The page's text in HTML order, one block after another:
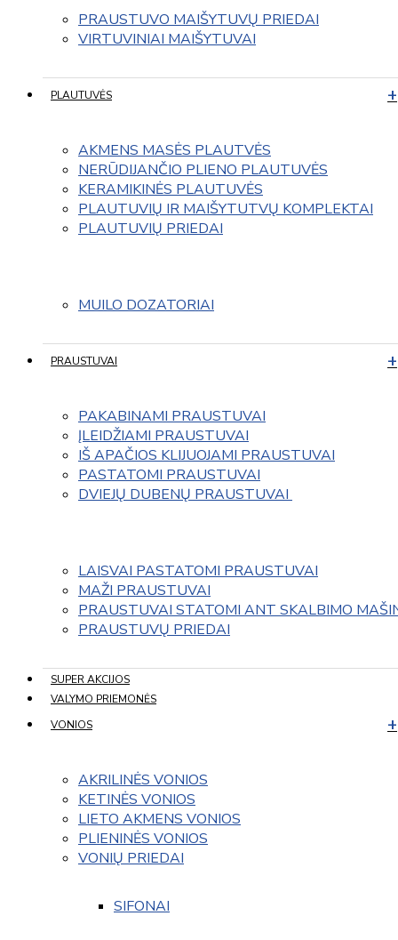
PRAUSTUVO MAIŠYTUVŲ PRIEDAI
VIRTUVINIAI MAIŠYTUVAI
PLAUTUVĖS
AKMENS MASĖS PLAUTVĖS
NERŪDIJANČIO PLIENO PLAUTUVĖS
KERAMIKINĖS PLAUTUVĖS
PLAUTUVIŲ IR MAIŠYTUTVŲ KOMPLEKTAI
PLAUTUVIŲ PRIEDAI
MUILO DOZATORIAI
PRAUSTUVAI
PAKABINAMI PRAUSTUVAI
ĮLEIDŽIAMI PRAUSTUVAI
IŠ APAČIOS KLIJUOJAMI PRAUSTUVAI
PASTATOMI PRAUSTUVAI
DVIEJŲ DUBENŲ PRAUSTUVAI
LAISVAI PASTATOMI PRAUSTUVAI
MAŽI PRAUSTUVAI
PRAUSTUVAI STATOMI ANT SKALBIMO
PRAUSTUVŲ PRIEDAI
SUPER AKCIJOS
VALYMO PRIEMONĖS
VONIOS
AKRILINĖS VONIOS
KETINĖS VONIOS
LIETO AKMENS VONIOS
PLIENINĖS VONIOS
VONIŲ PRIEDAI
SIFONAI